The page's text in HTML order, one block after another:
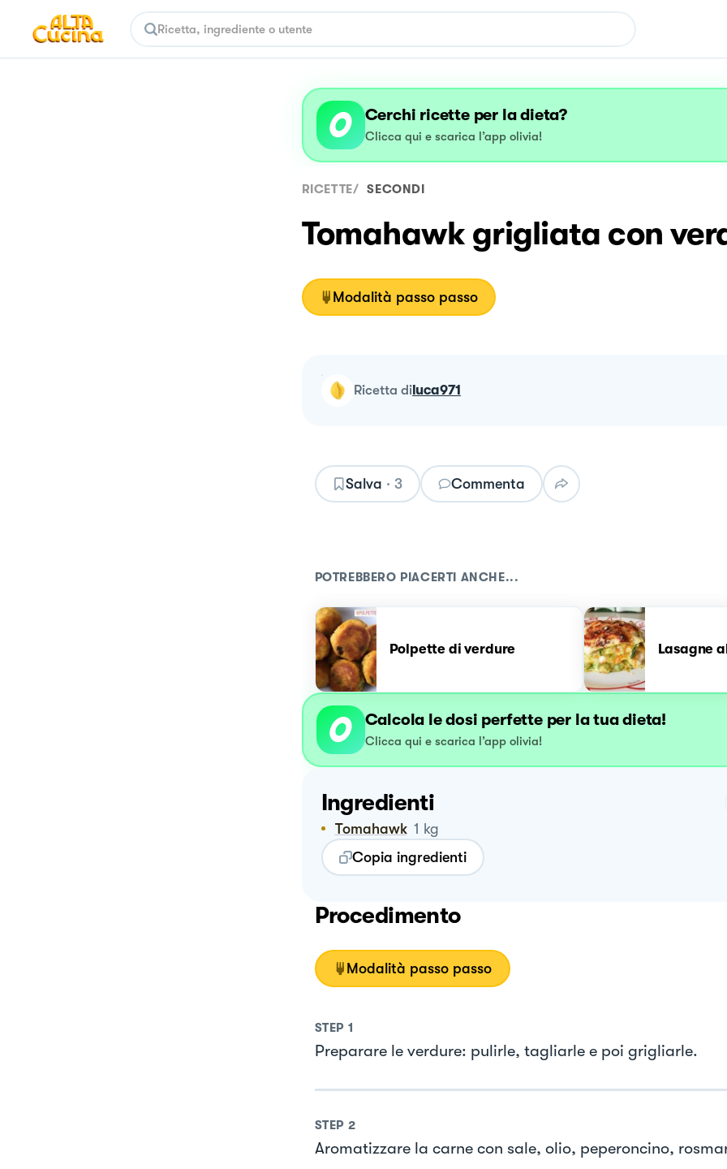
Cerchi ricette per la dieta?
Clicca qui e scarica l’app olivia!
RICETTE/ SECONDI
Tomahawk grigliata con
Modalità passo passo
ricetta diluca971
Salva · 3 Commenta
POTREBBERO PIACERTI ANCHE...
Polpette di verdure Lasagne
Calcola le dosi perfette per la tua dieta!
Clicca qui e scarica l’app olivia!
Ingredienti
Tomahawk 1 kg
Copia ingredienti
Procedimento
Modalità passo passo
STEP 1
Preparare le verdure: pulirle, tagliarle e poi grigliarle.
STEP 2
Aromatizzare la carne con sale, olio, peperoncino,